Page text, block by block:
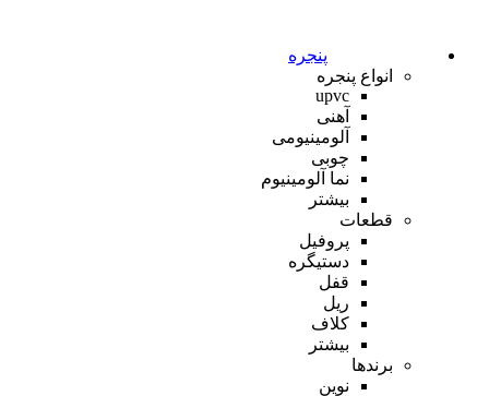
پنجره
انواع پنجره
upvc
آهنی
آلومینیومی
چوبی
نما آلومینیوم
بیشتر
قطعات
پروفیل
دستیگره
قفل
ریل
کلاف
بیشتر
برندها
نوین